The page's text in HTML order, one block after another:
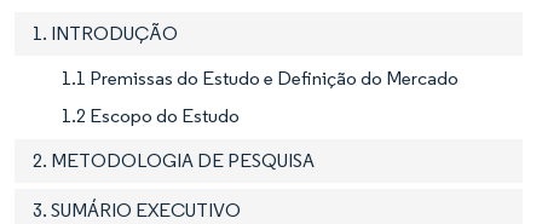
1. INTRODUÇÃO
1.1 Premissas do Estudo e Definição do Mercado
1.2 Escopo do Estudo
2. METODOLOGIA DE PESQUISA
3. SUMÁRIO EXECUTIVO